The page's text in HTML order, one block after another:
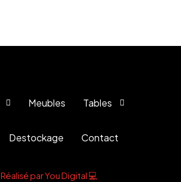
Meubles Tables
Destockage Contact
Réalisé par You Digital 💻